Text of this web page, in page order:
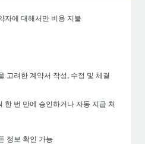
자에 대해서만 비용 지불
고려한 계약서 작성, 수정 및 체결
한 번 만에 승인하거나 자동 지급 처
정보 확인 가능